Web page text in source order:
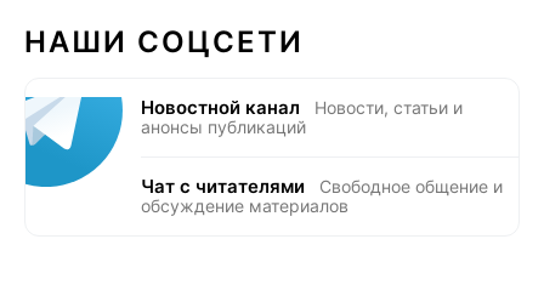
НАШИ СОЦСЕТИ
Новостной канал
Новости, статьи и
анонсы публикаций
Чат с читателями
Свободное общение и
обсуждение материалов